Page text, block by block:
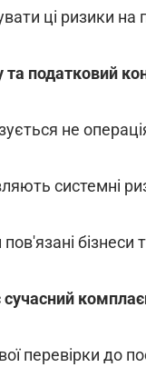
ці ризики на
та податковий
не
системні
бізнеси
перевірки до